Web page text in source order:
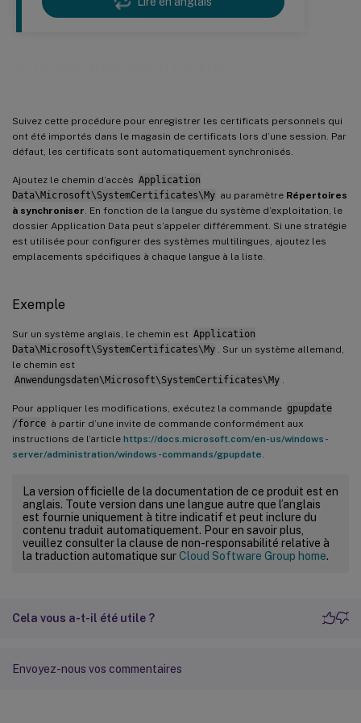
Suivez cette procédure pour enregistrer les certificats personnels qui
ont été importés dans le magasin de certificats lors d’une session. Par
défaut, les certificats sont automatiquement synchronisés.
Ajoutez le chemin d’accès Application
Data\Microsoft\SystemCertificates\My au paramètre Répertoires
à synchroniser . En fonction de la langue du système d’exploitation, le
dossier Application Data peut s’appeler différemment. Si une stratégie
est utilisée pour configurer des systèmes multilingues, ajoutez les
emplacements spécifiques à chaque langue à la liste.
Exemple
Sur un système anglais, le chemin est Application
Data\Microsoft\SystemCertificates\My
. Sur un système allemand,
le chemin est
Anwendungsdaten\Microsoft\SystemCertificates\My
Pour appliquer les modifications, exécutez la commande gpupdate
/force à partir d’une invite de commande conformément aux
instructions de l’article https://docs.microsoft.com/en-us/windows-
server/administration/windows-commands/gpupdate
La version officielle de la documentation de ce produit est en
anglais. Toute version dans une langue autre que l’anglais
est fournie uniquement à titre indicatif et peut inclure du
contenu traduit automatiquement. Pour en savoir plus,
veuillez consulter la clause de non-responsabilité relative à
la traduction automatique surCloud Software Group home.
Cela vous a-t-il été utile ?
Envoyez-nous vos commentaires